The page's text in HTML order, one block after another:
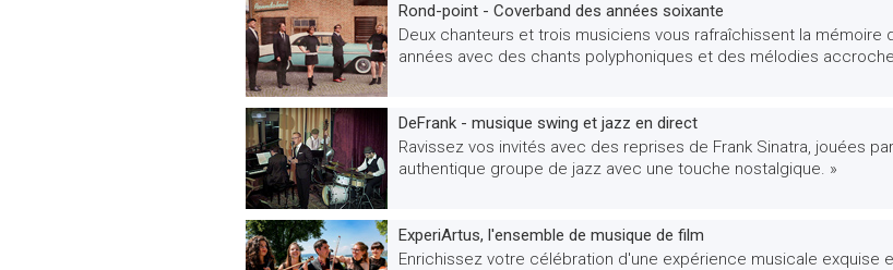
Rond-point - Coverband des années soixante
Deux chanteurs et trois musiciens vous rafraîchissent la mémoire
années avec des chants polyphoniques et des mélodies
DeFrank - musique swing et jazz en direct
Ravissez vos invités avec des reprises de Frank Sinatra, jouées
authentique groupe de jazz avec une touche nostalgique. »
ExperiArtus, l'ensemble de musique de film
Enrichissez votre célébration d'une expérience musicale exquise